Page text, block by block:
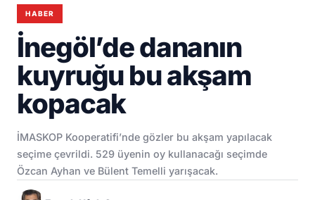
HABER
İnegöl’de dananın
kuyruğu bu akşam
kopacak
İMASKOP Kooperatifi’nde gözler bu akşam yapılacak
seçime çevrildi. 529 üyenin oy kullanacağı seçimde
Özcan Ayhan ve Bülent Temelli yarışacak.